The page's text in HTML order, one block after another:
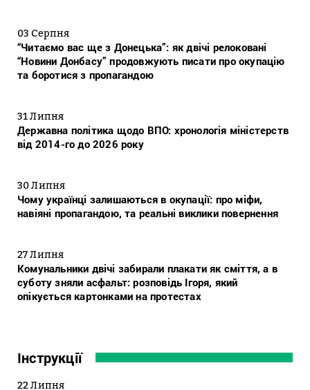
03 Серпня
“Читаємо вас ще з Донецька”: як двічі релоковані
“Новини Донбасу” продовжують писати про окупацію
та боротися з пропагандою
31 Липня
Державна політика щодо ВПО: хронологія міністерств
від 2014-го до 2026 року
30 Липня
Чому українці залишаються в окупації: про міфи,
навіяні пропагандою, та реальні виклики повернення
27 Липня
Комунальники двічі забирали плакати як сміття, а в
суботу зняли асфальт: розповідь Ігоря, який
опікується картонками на протестах
Інструкції
22 Липня